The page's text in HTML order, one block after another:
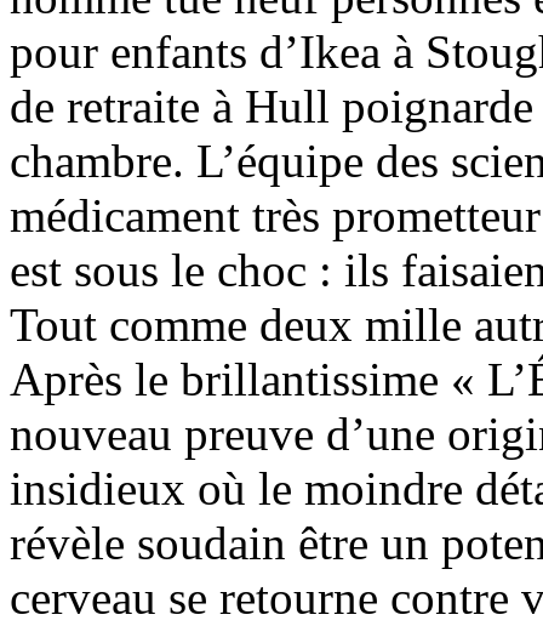
pour enfants d’Ikea à
de retraite à Hull
chambre. L’équipe des
médicament très
est sous le choc : ils
Tout comme deux mille
Après le brillantissime «
nouveau preuve d’une
insidieux où le moindre
révèle soudain être un
cerveau se retourne contre